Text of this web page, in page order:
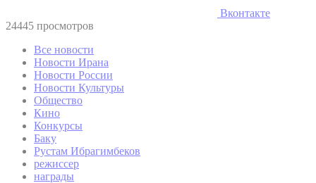
Вконтакте
24445 просмотров
Все новости
Новости Ирана
Новости России
Новости Культуры
Общество
Кино
Конкурсы
Баку
Рустам Ибрагимбеков
режиссер
награды